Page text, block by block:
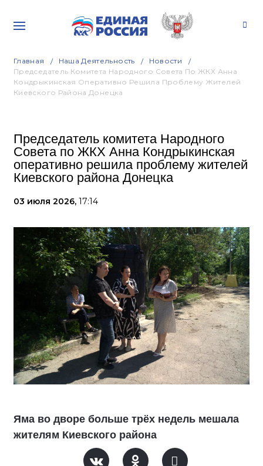
Главная Наша Деятельность
Новости
Председатель Комитета Народного Совета По ЖКХ Анна
Кондрыкинская Оперативно Решила Проблему Жителей
Киевского Района Донецка
Председатель комитета Народного
Совета по ЖКХ Анна Кондрыкинская
оперативно решила проблему жителей
Киевского района Донецка
03 июля 2026, 17:14
Яма во дворе больше трёх недель мешала
жителям Киевского района